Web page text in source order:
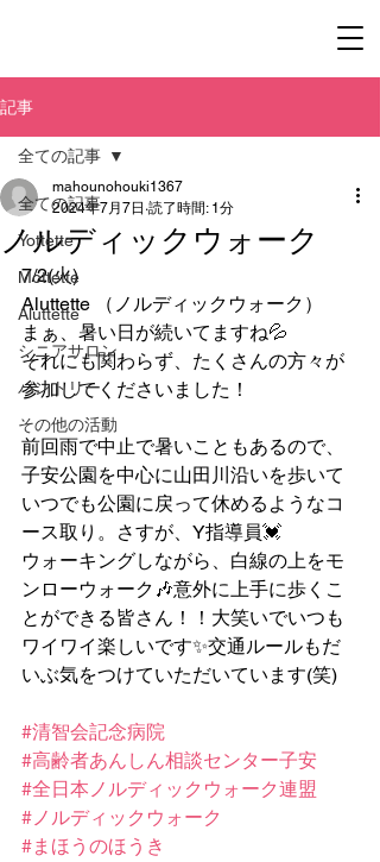
記事
全ての記事
Yottette
Mottette
Aluttette
シニアサロン
パントリー
その他の活動
全ての記事
ノルディックウォーク
mahounohouki1367
2024年7月7日 読了時間: 1分
7/2(火)
Aluttette （ノルディックウォーク）
まぁ、暑い日が続いてますね💦
それにも関わらず、たくさんの方々が
参加してくださいました！
前回雨で中止で暑いこともあるので、
子安公園を中心に山田川沿いを歩いて
いつでも公園に戻って休めるようなコ
ース取り。さすが、Y指導員💓
ウォーキングしながら、白線の上をモ
ンローウォーク🎶意外に上手に歩くこ
とができる皆さん！！大笑いでいつも
ワイワイ楽しいです✨️交通ルールもだ
いぶ気をつけていただいています(笑)
#清智会記念病院
#高齢者あんしん相談センター子安
#全日本ノルディックウォーク連盟
#ノルディックウォーク
#まほうのほうき